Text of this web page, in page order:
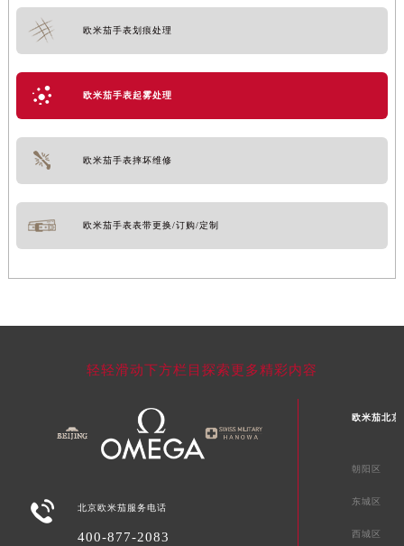
欧米茄手表划痕处理
欧米茄手表起雾处理
欧米茄手表摔坏维修
欧米茄手表表带更换/订购/定制
轻轻滑动下方栏目探索更多精彩内容
 北京欧米茄服务电话
400-877-2083
欧米茄北京
朝阳区
东城区
西城区